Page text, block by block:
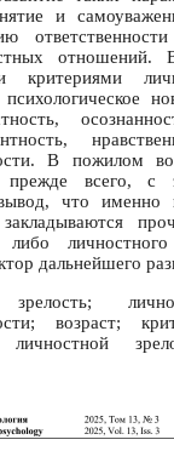
и
отношений.
критериями
В пожилом
прежде всего, с
что именно
либо
дальнейшего
возраст;
личностной